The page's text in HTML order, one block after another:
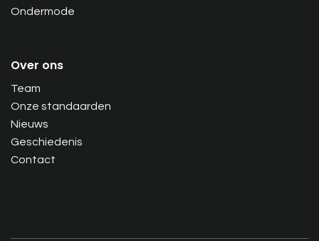
Ondermode
Over ons
Team
Onze standaarden
Nieuws
Geschiedenis
Contact